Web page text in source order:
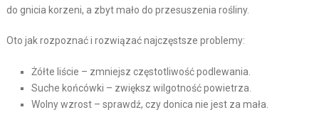
do gnicia korzeni, a zbyt mało do przesuszenia rośliny.
Oto jak rozpoznać i rozwiązać najczęstsze problemy:
Żółte liście – zmniejsz częstotliwość podlewania.
Suche końcówki – zwiększ wilgotność powietrza.
Wolny wzrost – sprawdź, czy donica nie jest za mała.